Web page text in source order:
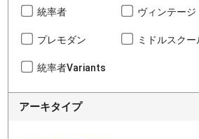
統率者 ヴィンテージ
プレモダン ミドルスクー
統率者Variants
アーキタイプ